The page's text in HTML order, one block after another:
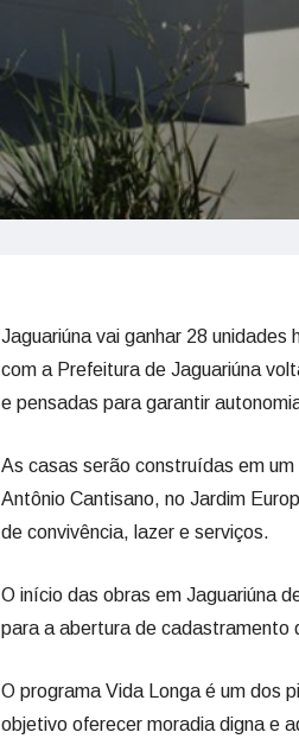
Jaguariúna vai ganhar 28
com a Prefeitura de Jaguariúna
e pensadas para garantir
As casas serão construídas em
Antônio Cantisano, no Jardim
de convivência, lazer e serviços.
O início das obras em Jaguariúna
para a abertura de cadastramento
O programa Vida Longa é um dos
objetivo oferecer moradia digna e